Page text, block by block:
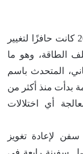
ويرى مراقبون أن تجربة صيف 2024 كانت حافزًا لتغيير
الطاقة، وهو ما
المتحدث باسم
بدأت منذ أكثر من
أي اختلالات
لإعادة تغويز